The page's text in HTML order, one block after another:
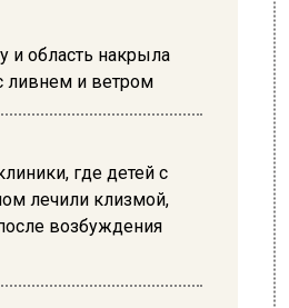
и область накрыла
ливнем и ветром
где детей с
лечили клизмой,
возбуждения